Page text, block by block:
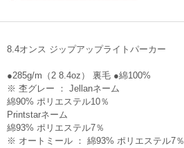
8.4オンス ジップアップライトパーカー
●285g/m（2 8.4oz） 裏毛 ●綿100%
※ 杢グレー ： Jellanネーム
綿90% ポリエステル10％
Printstarネーム
綿93% ポリエステル7％
※ オートミール ： 綿93% ポリエステル7％